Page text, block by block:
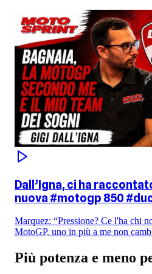
Dall’Igna, ci ha
nuova #motogp 850
Marquez: “Pressione? Ce l'ha chi
MotoGP, uno in più a me non
Più potenza e meno